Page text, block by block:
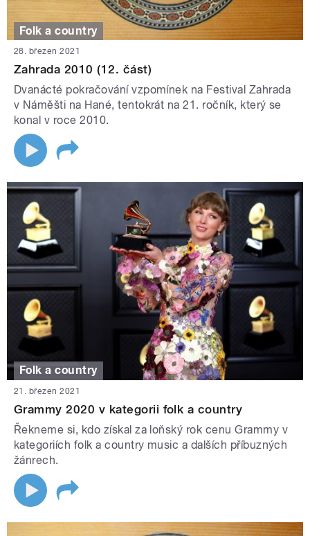
Folk a country
28. březen 2021
Zahrada 2010 (12. část)
Dvanácté pokračování vzpomínek na Festival Zahrada
v Náměšti na Hané, tentokrát na 21. ročník, který se
konal v roce 2010.
Folk a country
21. březen 2021
Grammy 2020 v kategorii folk a country
Řekneme si, kdo získal za loňský rok cenu Grammy v
kategoriích folk a country music a dalších příbuzných
žánrech.